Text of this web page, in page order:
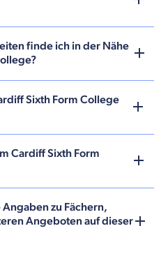
finde ich in der Nähe
Sixth Form College
Cardiff Sixth Form
zu Fächern,
Angeboten auf dieser